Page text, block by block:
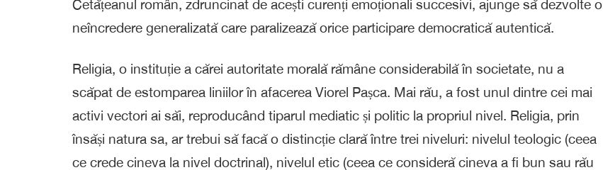
Cetățeanul român, zdruncinat de acești curenți emoționali succesivi, ajunge să dezvolte o
neîncredere generalizată care paralizează orice participare democratică autentică.
Religia, o instituție a cărei autoritate morală rămâne considerabilă în societate, nu a
scăpat de estomparea liniilor în afacerea Viorel Pașca. Mai rău, a fost unul dintre cei mai
activi vectori ai săi, reproducând tiparul mediatic și politic la propriul nivel. Religia, prin
însăși natura sa, ar trebui să facă o distincție clară între trei niveluri: nivelul teologic (ceea
ce crede cineva la nivel doctrinal), nivelul etic (ceea ce consideră cineva a fi bun sau rău